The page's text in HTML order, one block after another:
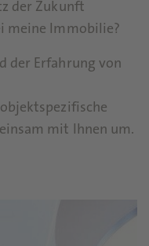
der Zukunft
meine Immobilie?
der Erfahrung von
mit Ihnen um.